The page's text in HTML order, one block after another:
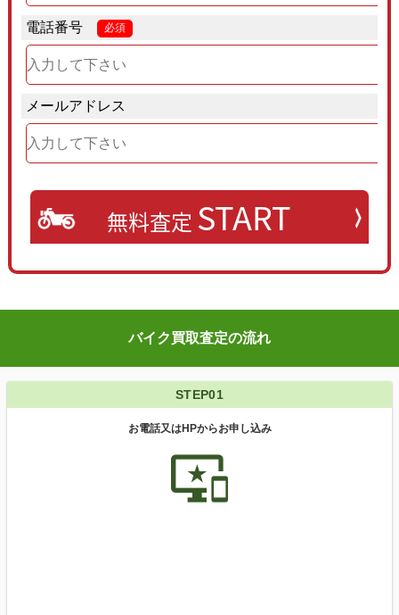
電話番号 必須
メールアドレス
無料査定 START
バイク買取査定の流れ
STEP01
お電話又はHPからお申し込み
important_devices